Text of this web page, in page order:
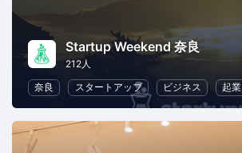
Startup Weekend 奈良
212人
奈良
スタートアップ ビジネス 起業